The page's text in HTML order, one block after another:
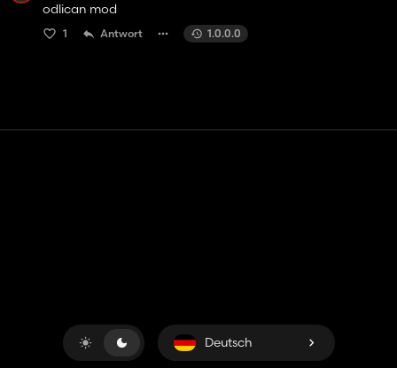
odlican mod
1 Antwort 1.0.0.0
Deutsch